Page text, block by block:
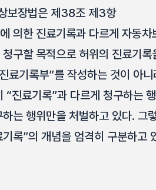
보장법은 제38조 제3항
의한 진료기록과 다르게 자동
구할 목적으로 허위의 진료기
료기록부”를 작성하는 것이 아
“진료기록”과 다르게 청구하는
는 행위만을 처벌하고 있다. 그
록”의 개념을 엄격히 구분하고